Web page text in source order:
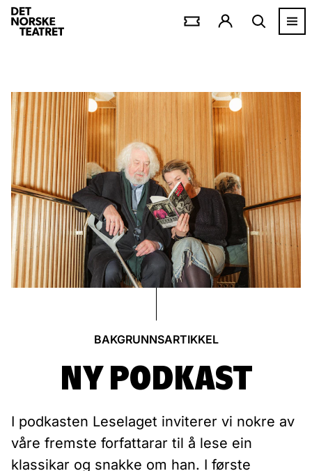
BAKGRUNNSARTIKKEL
NY PODKAST
I podkasten Leselaget inviterer vi nokre av
våre fremste forfattarar til å lese ein
klassikar og snakke om han. I første